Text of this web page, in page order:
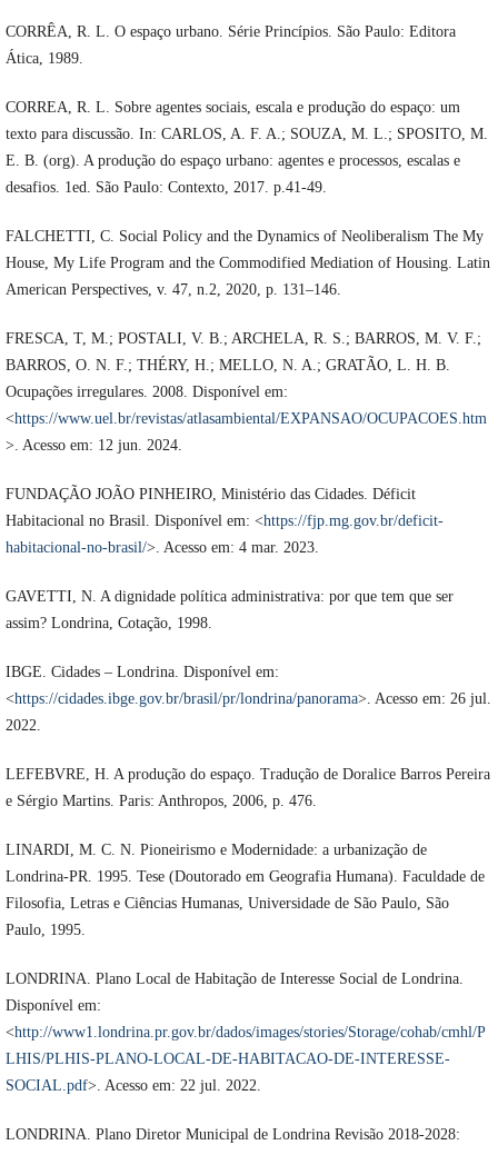
CORRÊA, R. L. O espaço urbano. Série Princípios. São Paulo: Editora
Ática, 1989.
CORREA, R. L. Sobre agentes sociais, escala e produção do espaço: um
texto para discussão. In: CARLOS, A. F. A.; SOUZA, M. L.; SPOSITO, M.
E. B. (org). A produção do espaço urbano: agentes e processos, escalas e
desafios. 1ed. São Paulo: Contexto, 2017. p.41-49.
FALCHETTI, C. Social Policy and the Dynamics of Neoliberalism The My
House, My Life Program and the Commodified Mediation of Housing. Latin
American Perspectives, v. 47, n.2, 2020, p. 131–146.
FRESCA, T, M.; POSTALI, V. B.; ARCHELA, R. S.; BARROS, M. V. F.;
BARROS, O. N. F.; THÉRY, H.; MELLO, N. A.; GRATÃO, L. H. B.
Ocupações irregulares. 2008. Disponível em:
<https://www.uel.br/revistas/atlasambiental/EXPANSAO/OCUPACOES.htm
>. Acesso em: 12 jun. 2024.
FUNDAÇÃO JOÃO PINHEIRO, Ministério das Cidades. Déficit
Habitacional no Brasil. Disponível em: <https://fjp.mg.gov.br/deficit-
habitacional-no-brasil/>. Acesso em: 4 mar. 2023.
GAVETTI, N. A dignidade política administrativa: por que tem que ser
assim? Londrina, Cotação, 1998.
IBGE. Cidades – Londrina. Disponível em:
<https://cidades.ibge.gov.br/brasil/pr/londrina/panorama>. Acesso em: 26 jul.
2022.
LEFEBVRE, H. A produção do espaço. Tradução de Doralice Barros Pereira
e Sérgio Martins. Paris: Anthropos, 2006, p. 476.
LINARDI, M. C. N. Pioneirismo e Modernidade: a urbanização de
Londrina-PR. 1995. Tese (Doutorado em Geografia Humana). Faculdade de
Filosofia, Letras e Ciências Humanas, Universidade de São Paulo, São
Paulo, 1995.
LONDRINA. Plano Local de Habitação de Interesse Social de Londrina.
Disponível em:
<http://www1.londrina.pr.gov.br/dados/images/stories/Storage/cohab/cmhl/P
LHIS/PLHIS-PLANO-LOCAL-DE-HABITACAO-DE-INTERESSE-
SOCIAL.pdf>. Acesso em: 22 jul. 2022.
LONDRINA. Plano Diretor Municipal de Londrina Revisão 2018-2028: